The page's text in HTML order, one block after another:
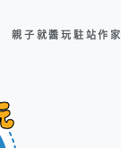
親子就醬玩駐站作家